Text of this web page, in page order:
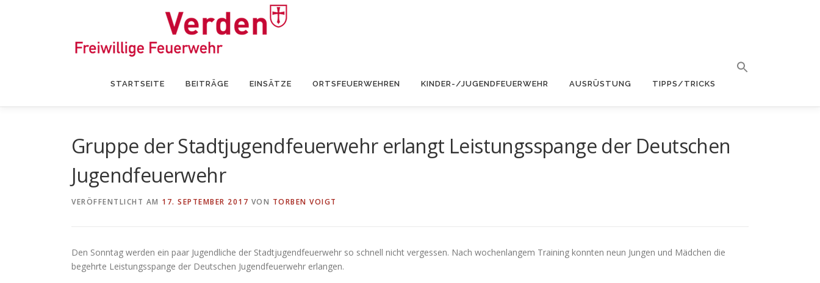
STARTSEITE BEITRÄGE EINSÄTZE ORTSFEUERWEHREN KINDER-/JUGENDFEUERWEHR AUSRÜSTUNG TIPPS/TRICKS
Gruppe der Stadtjugendfeuerwehr erlangt Leistungsspange der Deutschen
Jugendfeuerwehr
VERÖFFENTLICHT AM 17. SEPTEMBER 2017 VON TORBEN VOIGT
Den Sonntag werden ein paar Jugendliche der Stadtjugendfeuerwehr so schnell nicht vergessen. Nach wochenlangem Training konnten neun Jungen und Mädchen die
begehrte Leistungsspange der Deutschen Jugendfeuerwehr erlangen.